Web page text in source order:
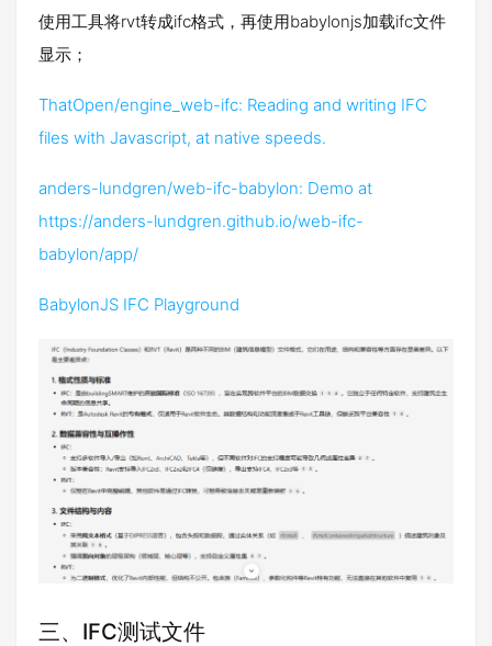
使用工具将rvt转成ifc格式，再使用babylonjs加载ifc文件
显示；
ThatOpen/engine_web-ifc: Reading and writing IFC
files with Javascript, at native speeds.
anders-lundgren/web-ifc-babylon: Demo at
https://anders-lundgren.github.io/web-ifc-
babylon/app/
BabylonJS IFC Playground
三、IFC测试文件